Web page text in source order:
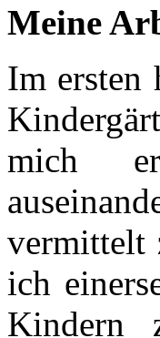
Meine
Im ersten
mich
vermittelt
ich
Kindern